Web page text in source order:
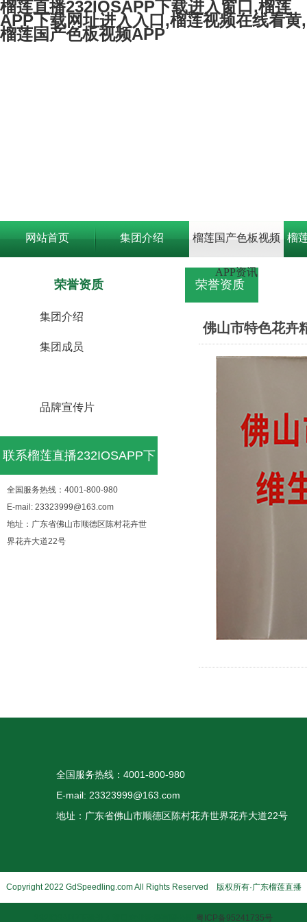
榴莲直播232IOSAPP下载进入窗口,榴莲
APP下载网址进入入口,榴莲视频在线看黄,
榴莲国产色板视频APP
网站首页 集团介绍 榴莲国产色板视频
APP资讯
榴
荣誉资质
集团介绍
集团成员
品牌宣传片
联系榴莲直播232IOSAPP下
载进入窗口
全国服务热线：4001-800-980
E-mail: 23323999@163.com
地址：广东省佛山市顺德区陈村花卉世
界花卉大道22号
荣誉资质
佛山市特色花卉
全国服务热线：4001-800-980
E-mail: 23323999@163.com
地址：广东省佛山市顺德区陈村花卉世界花卉大道22号
Copyright 2022 GdSpeedling.com All Rights Reserved 版权所有·广东榴莲直播
粤ICP备95241735号